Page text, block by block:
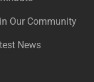
Our Community
News